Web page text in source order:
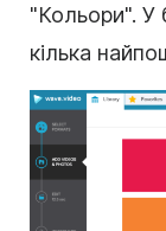
"Кольори". У
кілька